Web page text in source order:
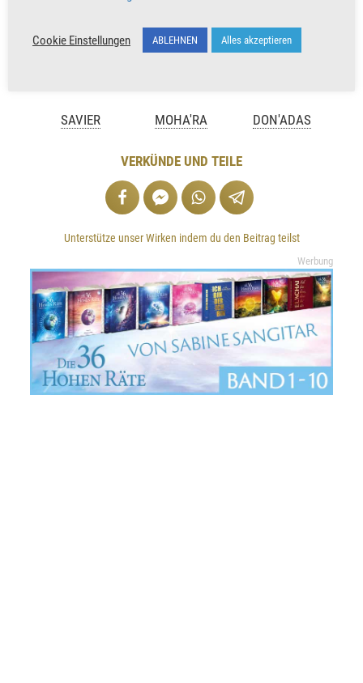
SAVIER MOHA'RA DON'ADAS
VERKÜNDE UND TEILE
Unterstütze unser Wirken indem du den Beitrag teilst
Werbung
Cookie Einstellungen ABLEHNEN Alles akzeptieren